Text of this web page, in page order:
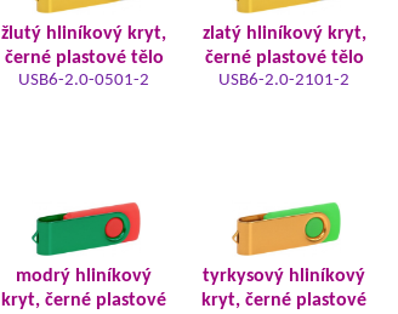
žlutý hliníkový kryt,
černé plastové tělo
USB6-2.0-0501-2
zlatý hliníkový kryt,
černé plastové tělo
USB6-2.0-2101-2
modrý hliníkový
kryt, černé plastové
tyrkysový hliníkový
kryt, černé plastové